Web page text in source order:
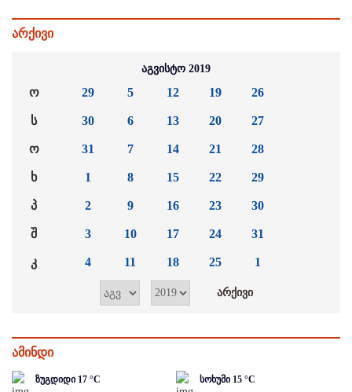
არქივი
აგვისტო 2019
ო
ს
ო
ხ
პ
შ
კ
29
30
31
1
2
3
4
5
6
7
8
9
10
11
12
13
14
15
16
17
18
19
20
21
22
23
24
25
26
27
28
29
30
31
1
ამინდი
ზუგდიდი 17 °C სოხუმი 15 °C